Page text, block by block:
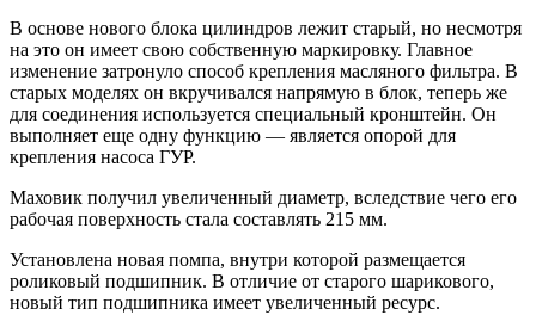
В основе нового блока цилиндров лежит старый, но несмотря
на это он имеет свою собственную маркировку. Главное
изменение затронуло способ крепления масляного фильтра. В
старых моделях он вкручивался напрямую в блок, теперь же
для соединения используется специальный кронштейн. Он
выполняет еще одну функцию — является опорой для
крепления насоса ГУР.
Маховик получил увеличенный диаметр, вследствие чего его
рабочая поверхность стала составлять 215 мм.
Установлена новая помпа, внутри которой размещается
роликовый подшипник. В отличие от старого шарикового,
новый тип подшипника имеет увеличенный ресурс.